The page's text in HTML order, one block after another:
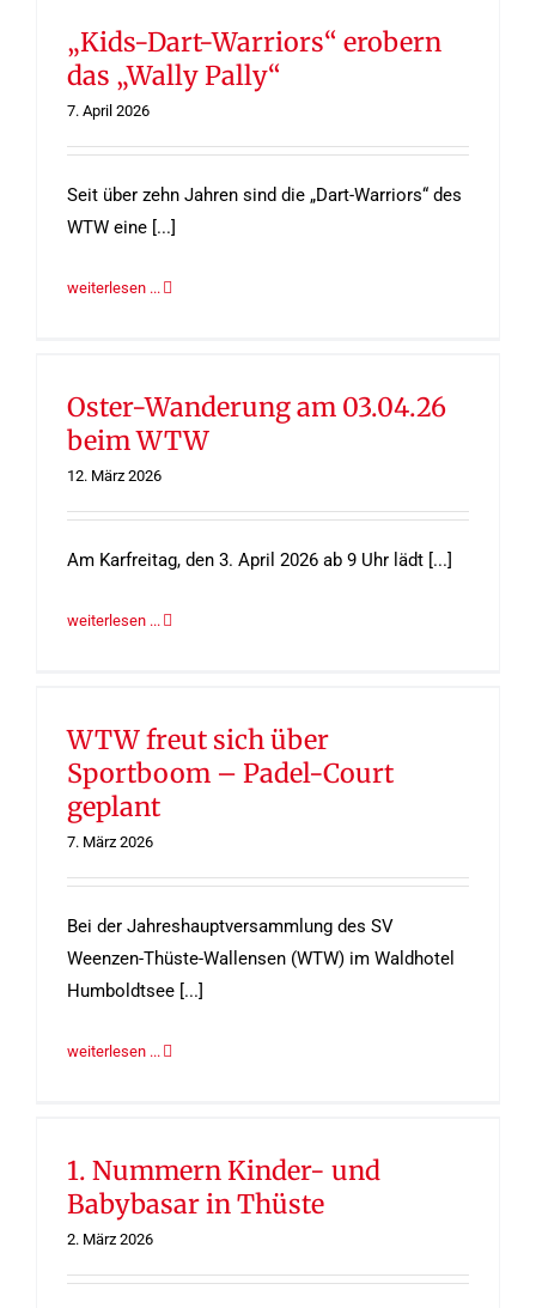
„Kids-Dart-Warriors“ erobern
das „Wally Pally“
7. April 2026
Seit über zehn Jahren sind die „Dart-Warriors“ des
WTW eine [...]
weiterlesen ...
Oster-Wanderung am 03.04.26
beim WTW
12. März 2026
Am Karfreitag, den 3. April 2026 ab 9 Uhr lädt [...]
weiterlesen ...
WTW freut sich über
Sportboom – Padel-Court
geplant
7. März 2026
Bei der Jahreshauptversammlung des SV
Weenzen-Thüste-Wallensen (WTW) im Waldhotel
Humboldtsee [...]
weiterlesen ...
1. Nummern Kinder- und
Babybasar in Thüste
2. März 2026